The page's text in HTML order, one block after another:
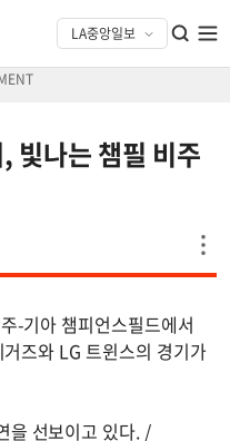
빛나는 챔필 비주
-기아 챔피언스필드에서
즈와 LG 트윈스의 경기가
을 선보이고 있다. /